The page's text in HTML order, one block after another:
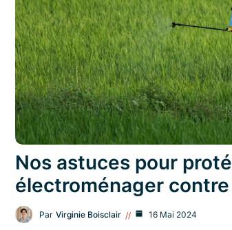
Nos astuces pour
électroménager
Par Virginie Boisclair 16 Mai 2024